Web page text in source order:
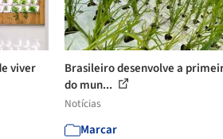
viver
Brasileiro desenvolve a
do mun...
Notícias
Marcar